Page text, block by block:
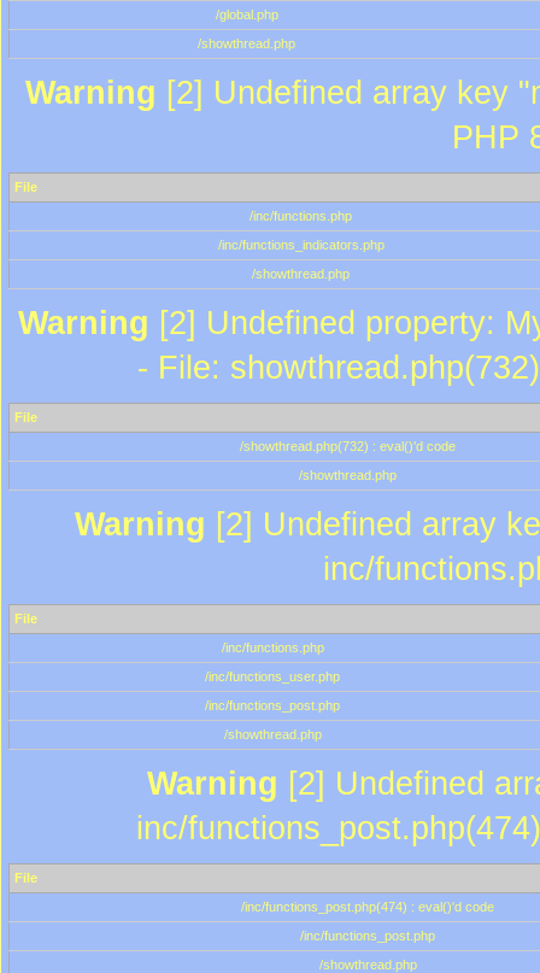
/global.php
/showthread.php
Warning [2] Undefined array key
PHP
File
/inc/functions.php
/inc/functions_indicators.php
/showthread.php
Warning [2] Undefined property:
- File:
File
/showthread.php(732) : eval()'d code
/showthread.php
Warning [2] Undefined array
inc/
File
/inc/functions.php
/inc/functions_user.php
/inc/functions_post.php
/showthread.php
Warning [2] Undefined
inc/
File
/inc/functions_post.php(474) : eval()'d code
/inc/functions_post.php
/showthread.php